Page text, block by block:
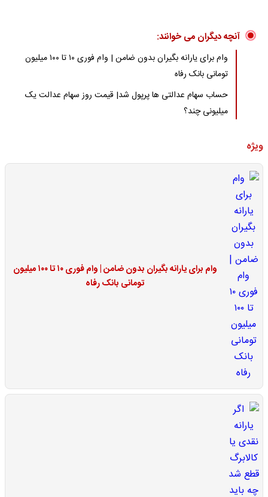
آنچه دیگران می خوانند:
وام برای یارانه بگیران بدون ضامن | وام فوری ۱۰ تا ۱۰۰ میلیون
تومانی بانک رفاه
حساب سهام عدالتی ها پرپول شد| قیمت روز سهام عدالت یک
میلیونی چند؟
ویژه
وام برای یارانه بگیران بدون ضامن | وام فوری ۱۰ تا ۱۰۰ میلیون
تومانی بانک رفاه